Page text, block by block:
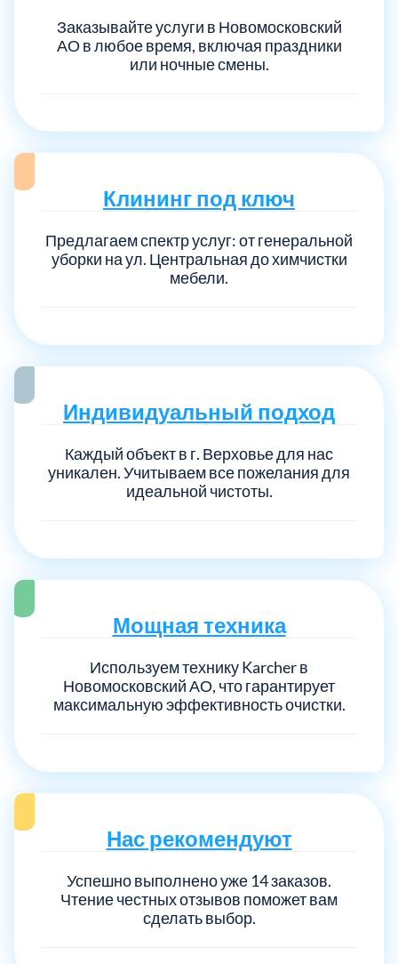
Заказывайте услуги в Новомосковский
АО в любое время, включая праздники
или ночные смены.
Клининг под ключ
Предлагаем спектр услуг: от генеральной
уборки на ул. Центральная до химчистки
мебели.
Индивидуальный подход
Каждый объект в г. Верховье для нас
уникален. Учитываем все пожелания для
идеальной чистоты.
Мощная техника
Используем технику Karcher в
Новомосковский АО, что гарантирует
максимальную эффективность очистки.
Нас рекомендуют
Успешно выполнено уже 14 заказов.
Чтение честных отзывов поможет вам
сделать выбор.